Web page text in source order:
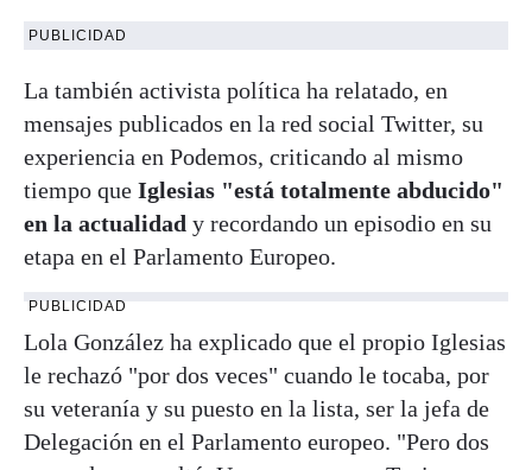
PUBLICIDAD
La también activista política ha relatado, en
mensajes publicados en la red social Twitter, su
experiencia en Podemos, criticando al mismo
tiempo que Iglesias "está totalmente abducido"
en la actualidad y recordando un episodio en su
etapa en el Parlamento Europeo.
PUBLICIDAD
Lola González ha explicado que el propio Iglesias
le rechazó "por dos veces" cuando le tocaba, por
su veteranía y su puesto en la lista, ser la jefa de
Delegación en el Parlamento europeo. "Pero dos